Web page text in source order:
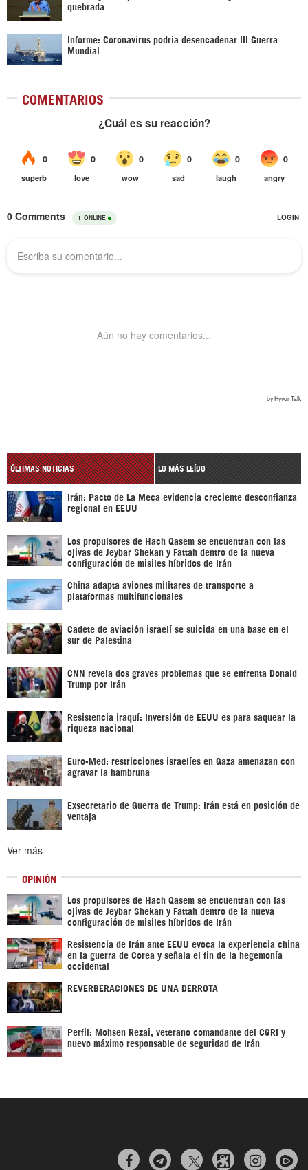
quebrada
Informe: Coronavirus podría desencadenar III Guerra
Mundial
COMENTARIOS
ÚLTIMAS NOTICIAS LO MÁS LEÍDO
Irán: Pacto de La Meca evidencia creciente desconfianza
regional en EEUU
Los propulsores de Hach Qasem se encuentran con las
ojivas de Jeybar Shekan y Fattah dentro de la nueva
configuración de misiles híbridos de Irán
China adapta aviones militares de transporte a
plataformas multifuncionales
Cadete de aviación israelí se suicida en una base en el
sur de Palestina
CNN revela dos graves problemas que se enfrenta Donald
Trump por Irán
Resistencia iraquí: Inversión de EEUU es para saquear la
riqueza nacional
Euro-Med: restricciones israelíes en Gaza amenazan con
agravar la hambruna
Exsecretario de Guerra de Trump: Irán está en posición de
ventaja
Ver más
OPINIÓN
Los propulsores de Hach Qasem se encuentran con las
ojivas de Jeybar Shekan y Fattah dentro de la nueva
configuración de misiles híbridos de Irán
Resistencia de Irán ante EEUU evoca la experiencia china
en la guerra de Corea y señala el fin de la hegemonía
occidental
REVERBERACIONES DE UNA DERROTA
Perfil: Mohsen Rezai, veterano comandante del CGRI y
nuevo máximo responsable de seguridad de Irán
  